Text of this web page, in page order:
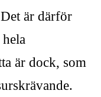
är därför
är dock, som